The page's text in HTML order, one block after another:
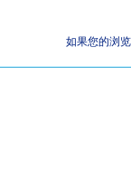
如果您的浏